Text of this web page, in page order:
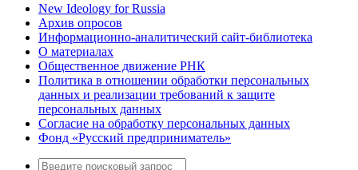
New Ideology for Russia
Архив опросов
Информационно-аналитический сайт-библиотека
О материалах
Общественное движение РНК
Политика в отношении обработки персональных
данных и реализации требований к защите
персональных данных
Согласие на обработку персональных данных
Фонд «Русский предприниматель»